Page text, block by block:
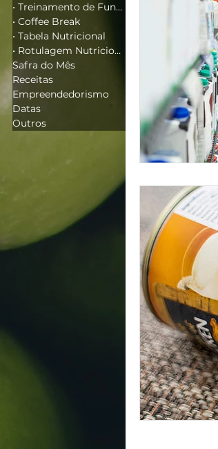
• Treinamento de Funcionários
• Coffee Break
• Tabela Nutricional
• Rotulagem Nutricional
Safra do Mês
Receitas
Empreendedorismo
Datas
Outros